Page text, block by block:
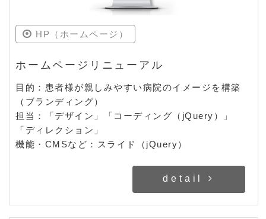
HP（ホームページ）
ホームページリニューアル
目的：患者様が親しみやすい病院のイメージを構築
（ブランディング）
担当：「デザイン」「コーディング（jQuery）」
「ディレクション」
機能・CMSなど：スライド（jQuery）
detail